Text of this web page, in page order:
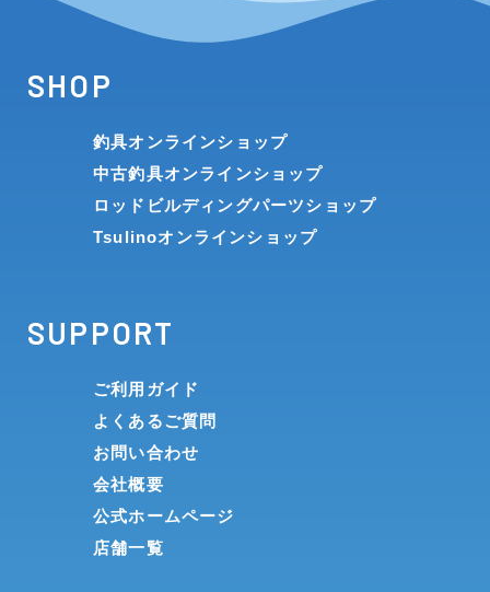
SHOP
釣具オンラインショップ
中古釣具オンラインショップ
ロッドビルディングパーツショップ
Tsulinoオンラインショップ
SUPPORT
ご利用ガイド
よくあるご質問
お問い合わせ
会社概要
公式ホームページ
店舗一覧